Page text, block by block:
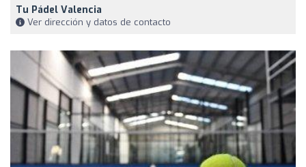
Tu Pádel Valencia
Ver dirección y datos de contacto